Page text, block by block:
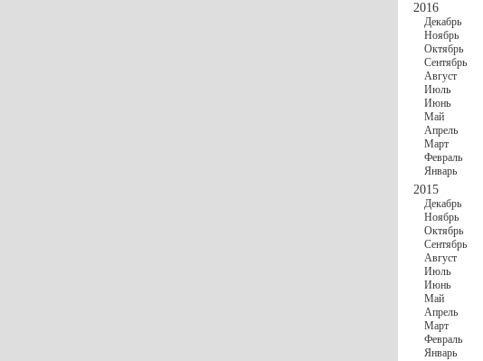
2016
Декабрь
Ноябрь
Октябрь
Сентябрь
Август
Июль
Июнь
Май
Апрель
Март
Февраль
Январь
2015
Декабрь
Ноябрь
Октябрь
Сентябрь
Август
Июль
Июнь
Май
Апрель
Март
Февраль
Январь